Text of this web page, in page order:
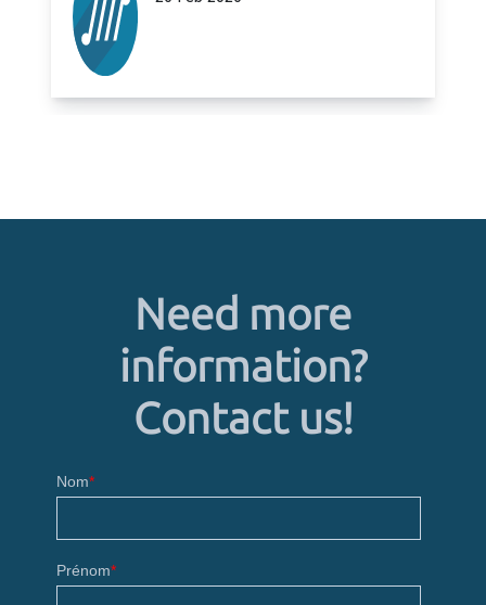
Need more
information?
Contact us!